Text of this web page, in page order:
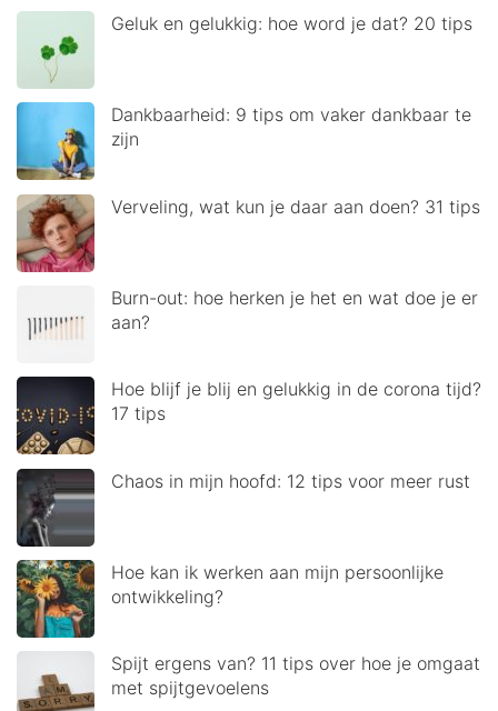
Geluk en gelukkig: hoe word je dat? 20 tips
Dankbaarheid: 9 tips om vaker dankbaar te
zijn
Verveling, wat kun je daar aan doen? 31 tips
Burn-out: hoe herken je het en wat doe je er
aan?
Hoe blijf je blij en gelukkig in de corona tijd?
17 tips
Chaos in mijn hoofd: 12 tips voor meer rust
Hoe kan ik werken aan mijn persoonlijke
ontwikkeling?
Spijt ergens van? 11 tips over hoe je omgaat
met spijtgevoelens